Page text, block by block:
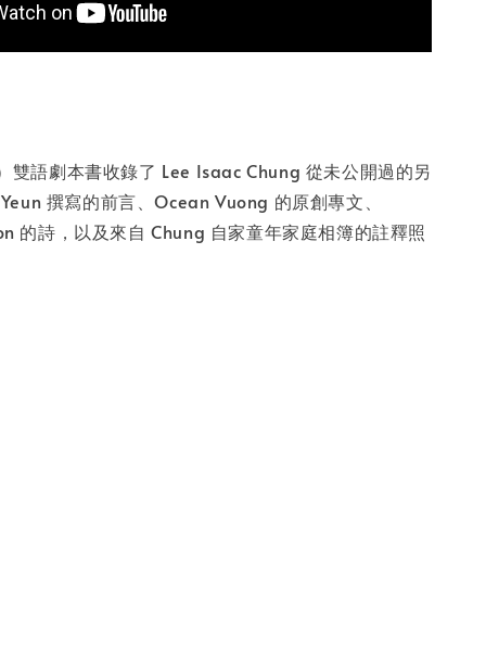
雙語劇本書收錄了 Lee Isaac Chung 從未公開過的另
撰寫的前言、Ocean Vuong 的原創專文、
的詩，以及來自 Chung 自家童年家庭相簿的註釋照